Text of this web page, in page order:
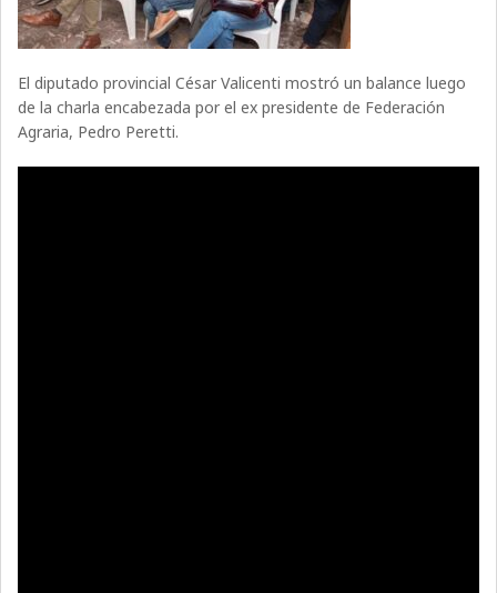
El diputado provincial César Valicenti mostró un balance luego
de la charla encabezada por el ex presidente de Federación
Agraria, Pedro Peretti.